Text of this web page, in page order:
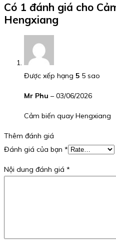
Có 1 đánh giá cho
Hengxiang
Được xếp hạng 5 5 sao
Mr Phu – 03/06/2026
Cảm biến quay Hengxiang
Thêm đánh giá
Đánh giá của bạn *
Nội dung đánh giá *